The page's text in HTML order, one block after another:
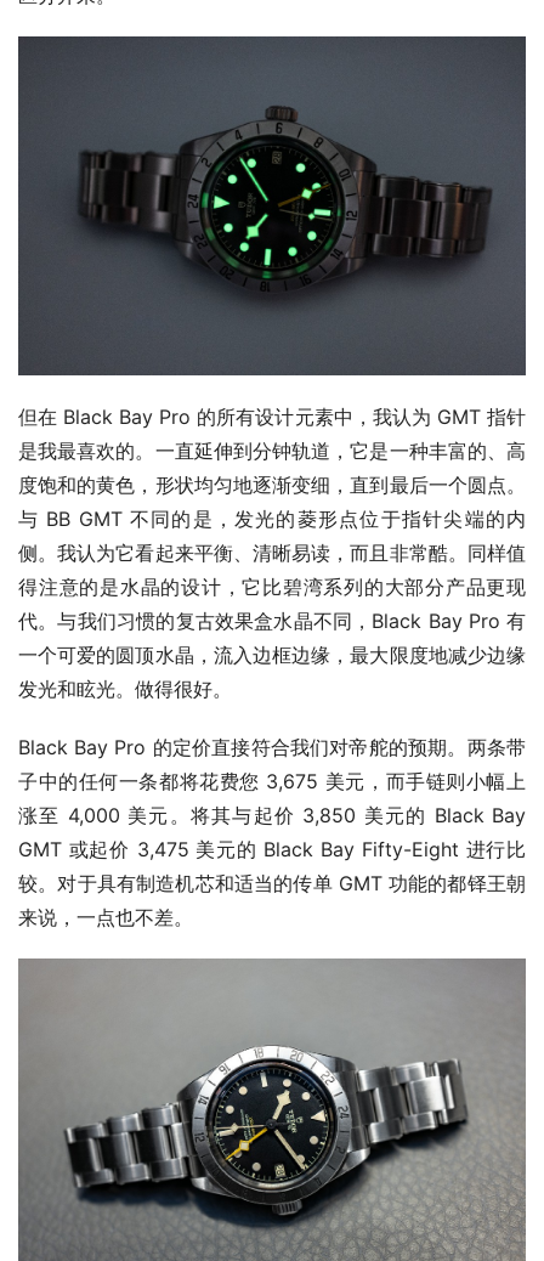
但在 Black Bay Pro 的所有设计元素中，我认为 GMT 指针
是我最喜欢的。一直延伸到分钟轨道，它是一种丰富的、高
度饱和的黄色，形状均匀地逐渐变细，直到最后一个圆点。
与 BB GMT 不同的是，发光的菱形点位于指针尖端的内
侧。我认为它看起来平衡、清晰易读，而且非常酷。同样值
得注意的是水晶的设计，它比碧湾系列的大部分产品更现
代。与我们习惯的复古效果盒水晶不同，Black Bay Pro 有
一个可爱的圆顶水晶，流入边框边缘，最大限度地减少边缘
发光和眩光。做得很好。
Black Bay Pro 的定价直接符合我们对帝舵的预期。两条带
子中的任何一条都将花费您 3,675 美元，而手链则小幅上
涨至 4,000 美元。将其与起价 3,850 美元的 Black Bay
GMT 或起价 3,475 美元的 Black Bay Fifty-Eight 进行比
较。对于具有制造机芯和适当的传单 GMT 功能的都铎王朝
来说，一点也不差。